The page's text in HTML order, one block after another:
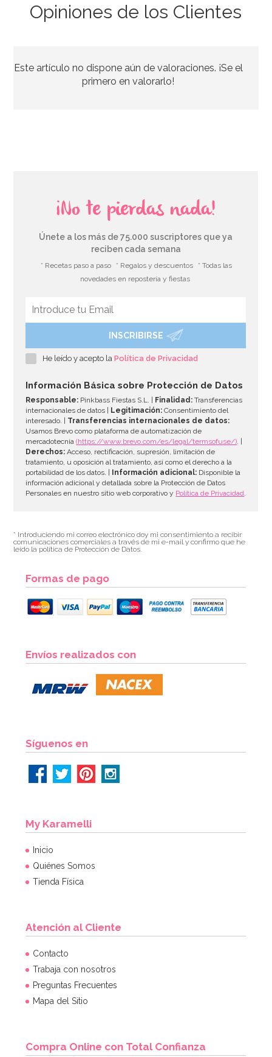
Opiniones de los Clientes
Este artículo no dispone aún de valoraciones. ¡Se el
primero en valorarlo!
¡No te pierdas nada!
Únete a los más de 75.000 suscriptores que ya
reciben cada semana
* Recetas paso a paso * Regalos y descuentos
* Todas las
novedades en repostería y fiestas
INSCRIBIRSE
He leído y acepto laPolítica de Privacidad
Información Básica sobre Protección de Datos
Responsable: Pinkbass Fiestas S.L. | Finalidad: Transferencias
internacionales de datos |
Legitimación: Consentimiento del
interesado. | Transferencias internacionales de datos:
Usamos Brevo como plataforma de automatización de
mercadotecnia(https://www.brevo.com/es/legal/termsofuse/). |
Derechos: Acceso, rectificación, supresión, limitación de
tratamiento, u oposición al tratamiento, así como el derecho a la
portabilidad de los datos. |
Información adicional: Disponible la
información adicional y detallada sobre la Protección de Datos
Personales en nuestro sitio web corporativo y Política de Privacidad.
* Introduciendo mi correo electrónico doy mi consentimiento a recibir
comunicaciones comerciales a través de mi e-mail y confirmo que he
leído la política de Protección de Datos.
Formas de pago
Envíos realizados con
Síguenos en
My Karamelli
Inicio
Quiénes Somos
Tienda Física
Atención al Cliente
Contacto
Trabaja con nosotros
Preguntas Frecuentes
Mapa del Sitio
Compra Online con Total Confianza